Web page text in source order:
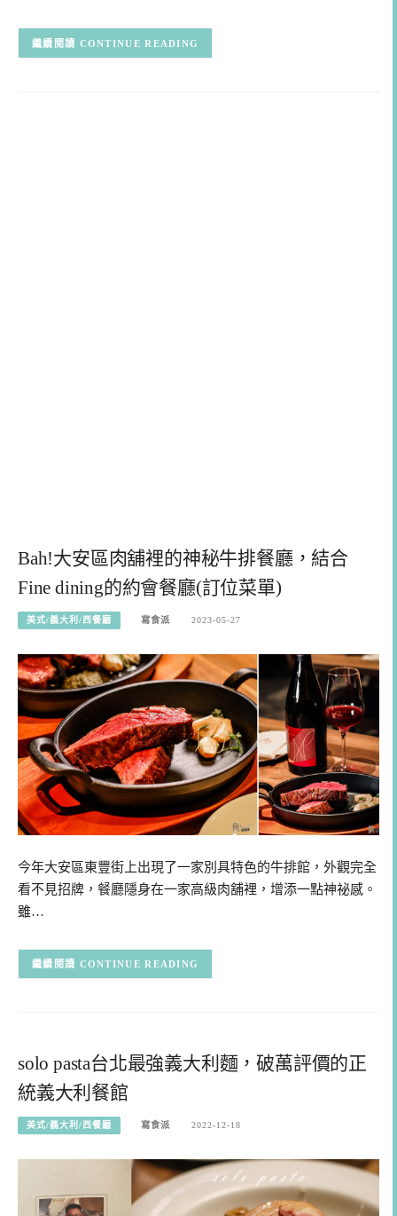
CONTINUE READING
Bah!大安區肉舖裡的神秘牛排餐廳，結合
Fine dining的約會餐廳(訂位菜單)
美式/義大利/西餐廳 寫食派 2023-05-27
今年大安區東豐街上出現了一家別具特色的牛排館，外觀完全
看不見招牌，餐廳隱身在一家高級肉舖裡，增添一點神祕感。
雖…
CONTINUE READING
solo pasta台北最強義大利麵，破萬評價的正
統義大利餐館
美式/義大利/西餐廳 寫食派 2022-12-18